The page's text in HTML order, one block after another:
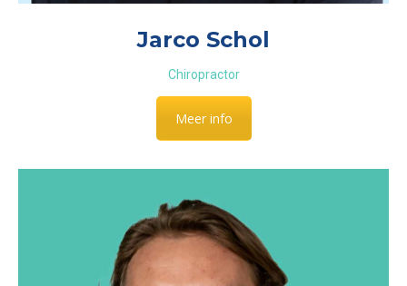
Jarco Schol
Chiropractor
Meer info